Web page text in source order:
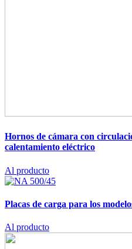
Hornos de cámara con
calentamiento eléctrico
Al producto
Placas de carga para los
Al producto